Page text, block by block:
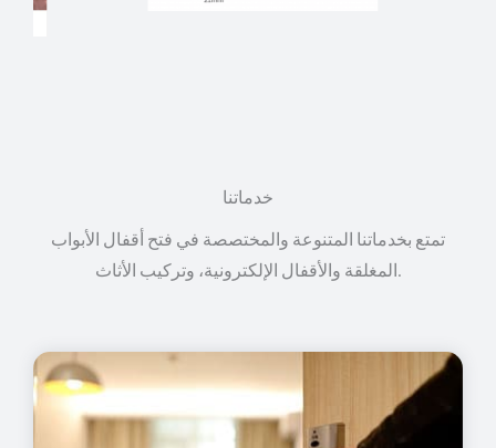
خدماتنا
تمتع بخدماتنا المتنوعة والمختصصة في فتح أقفال الأبواب